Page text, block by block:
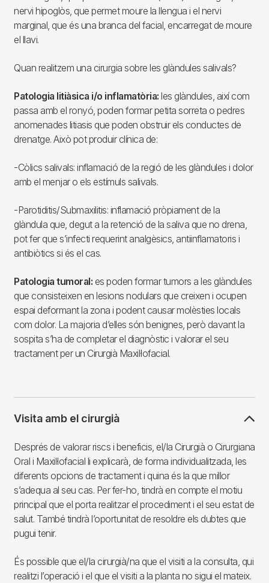
nervi hipoglòs, que permet moure la llengua i el nervi
marginal, que és una branca del facial, encarregat de moure
el llavi.
Quan realitzem una cirurgia sobre les glàndules salivals?
Patologia litiàsica i/o inflamatòria: les glàndules, així com
passa amb el ronyó, poden formar petita sorreta o pedres
anomenades litiasis que poden obstruir els conductes de
drenatge. Això pot produir clínica de:
-Còlics salivals: inflamació de la regió de les glàndules i dolor
amb el menjar o els estímuls salivals.
-Parotiditis/Submaxilitis: inflamació pròpiament de la
glàndula que, degut a la retenció de la saliva que no drena,
pot fer que s’infecti requerint analgèsics, antiinflamatoris i
antibiòtics si és el cas.
Patologia tumoral: es poden formar tumors a les glàndules
que consisteixen en lesions nodulars que creixen i ocupen
espai deformant la zona i podent causar molèsties locals
com dolor. La majoria d’elles són benignes, però davant la
sospita s’ha de completar el diagnòstic i valorar el seu
tractament per un Cirurgià Maxil·lofacial.
Visita amb el cirurgià
Després de valorar riscs i beneficis, el/la Cirurgià o Cirurgiana
Oral i Maxil·lofacial li explicarà, de forma individualitzada, les
diferents opcions de tractament i quina és la que millor
s’adequa al seu cas. Per fer-ho, tindrà en compte el motiu
principal que el porta realitzar el procediment i el seu estat de
salut. També tindrà l’oportunitat de resoldre els dubtes que
pugui tenir.
És possible que el/la cirurgià/na que el visiti a la consulta, qui
realitzi l’operació i el que el visiti a la planta no sigui el mateix.